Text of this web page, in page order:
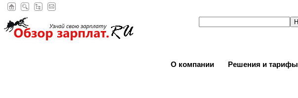
О компании Решения и тарифы